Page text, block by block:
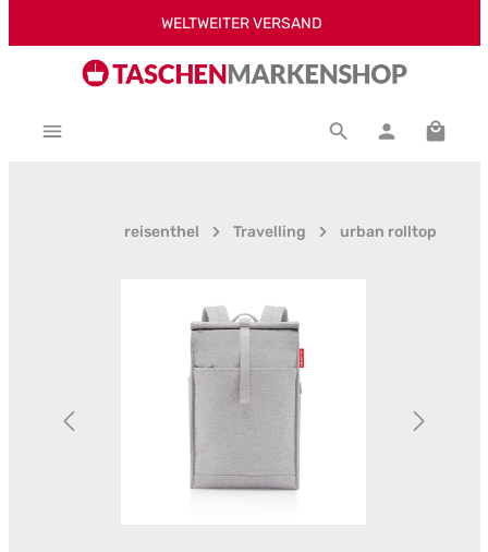
Zum Hauptinhalt springenWELTWEITER VERSAND
reisenthel Travelling urban rolltop